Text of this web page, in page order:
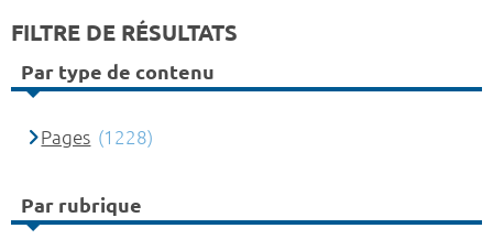
FILTRE DE RÉSULTATS
Par type de contenu
Pages (1228)
Par rubrique